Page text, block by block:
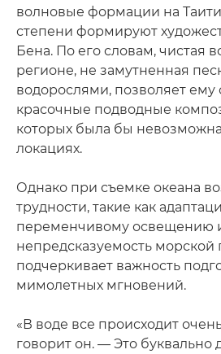
волновые формации на
степени формируют
Бена. По его словам, чистая
регионе, не замутненная
водорослями, позволяет ему
красочные подводные
которых была бы
локациях.
Однако при съемке океана
трудности, такие как
переменчивому освещению
непредсказуемость морской
подчеркивает важность
мимолетных мгновений.
«В воде все происходит
говорит он. — Это буквально